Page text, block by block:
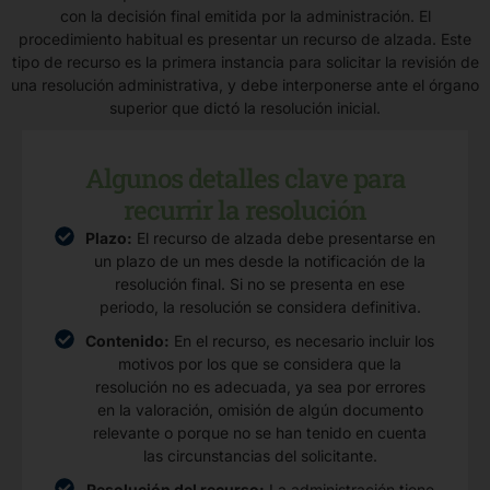
con la decisión final emitida por la administración. El
procedimiento habitual es presentar un recurso de alzada. Este
tipo de recurso es la primera instancia para solicitar la revisión de
una resolución administrativa, y debe interponerse ante el órgano
superior que dictó la resolución inicial.
Algunos detalles clave para
recurrir la resolución
Plazo: El recurso de alzada debe presentarse en
un plazo de un mes desde la notificación de la
resolución final. Si no se presenta en ese
periodo, la resolución se considera definitiva.
Contenido: En el recurso, es necesario incluir los
motivos por los que se considera que la
resolución no es adecuada, ya sea por errores
en la valoración, omisión de algún documento
relevante o porque no se han tenido en cuenta
las circunstancias del solicitante.